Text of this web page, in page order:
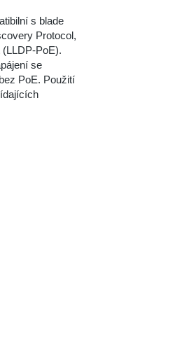
s blade
Protocol,
PoE).
se
PoE. Použití